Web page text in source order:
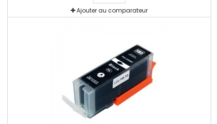
Ajouter au comparateur